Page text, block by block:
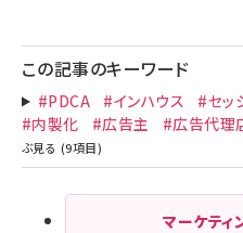
この記事のキーワード
#PDCA #インハウス #セッ
#内製化
#広告主 #広告代理
マーケティ